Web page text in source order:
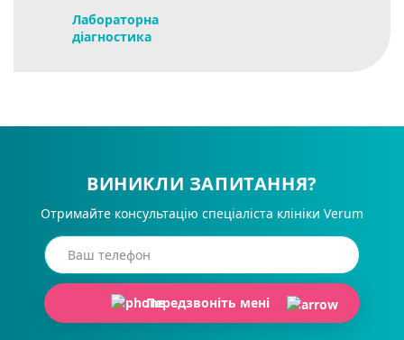
Лабораторна
діагностика
ВИНИКЛИ ЗАПИТАННЯ?
Отримайте консультацію спеціаліста клініки Verum
Передзвоніть мені